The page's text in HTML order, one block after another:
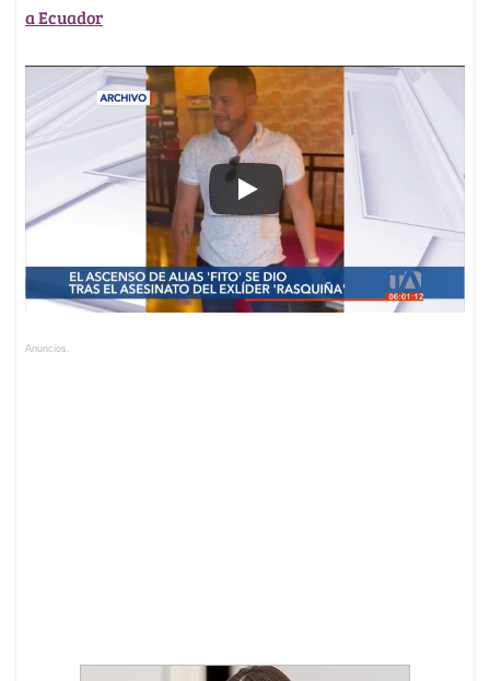
a Ecuador
Anuncios.